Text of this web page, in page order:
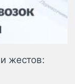
жестов: